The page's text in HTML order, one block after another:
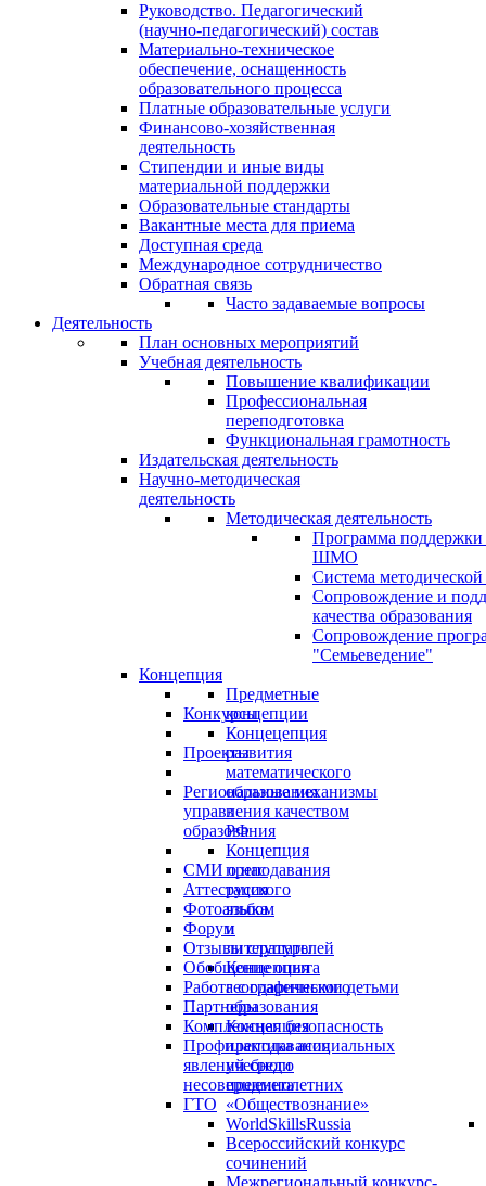
Руководство. Педагогический
(научно-педагогический) состав
Материально-техническое
обеспечение, оснащенность
образовательного процесса
Платные образовательные услуги
Финансово-хозяйственная
деятельность
Стипендии и иные виды
материальной поддержки
Образовательные стандарты
Вакантные места для приема
Доступная среда
Международное сотрудничество
Обратная связь
Часто задаваемые вопросы
Деятельность
План основных мероприятий
Учебная деятельность
Повышение квалификации
Профессиональная
переподготовка
Функциональная грамотность
Издательская деятельность
Научно-методическая
деятельность
Методическая деятельность
Программа
ШМО
Система
Сопровождение и
качества образования
Сопровождение
"Семьеведение"
Концепция
Предметные
концепции
Концецепция
развития
математического
образования
в
РФ
Концепция
преподавания
русского
языка
и
литературы
Концепция
географического
образования
Концепция
преподавания
учебного
предмета
«Обществознание»
Конкурсы
WorldSkillsRussia
Всероссийский конкурс
сочинений
Межрегиональный конкурс-
Проекты
Региональные механизмы
управления качеством
образования
СМИ о нас
Аттестация
Фотоальбом
Форум
Отзывы слушателей
Обобщение опыта
Работа с одаренными детьми
Партнеры
Комплексная безопасность
Профилактика асоциальных
явлений среди
несовершеннолетних
ГТО